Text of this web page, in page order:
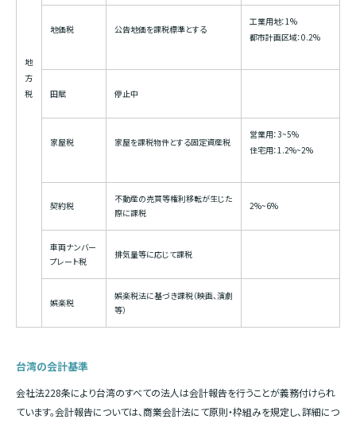
地
方
税
地価税 公告地価を課税標準とする
工業用地：1%
都市計画区域：0.2%
田賦 停止中
家屋税 家屋を課税物件とする固定資産税
営業用：3~5%
住宅用：1.2%~2%
契約税
不動産の売買等権利移転が生じた
際に課税
2%~6%
車両ナンバー
プレート税
排気量等に応じて課税
娯楽税
娯楽税法に基づき課税（映画、演劇
等）
台湾の会計基準
会社法228条により台湾のすべての法人は会計報告を行うことが義務付けられ
ています。会計報告については、商業会計法にて原則・枠組みを規定し、詳細につ